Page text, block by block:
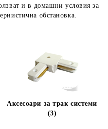
и в домашни условия за
обстановка.
Аксесоари за трак системи
(3)